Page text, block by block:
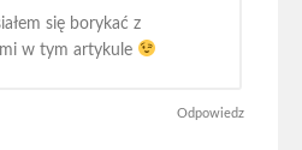
się borykać z
w tym artykule
Odpowiedz